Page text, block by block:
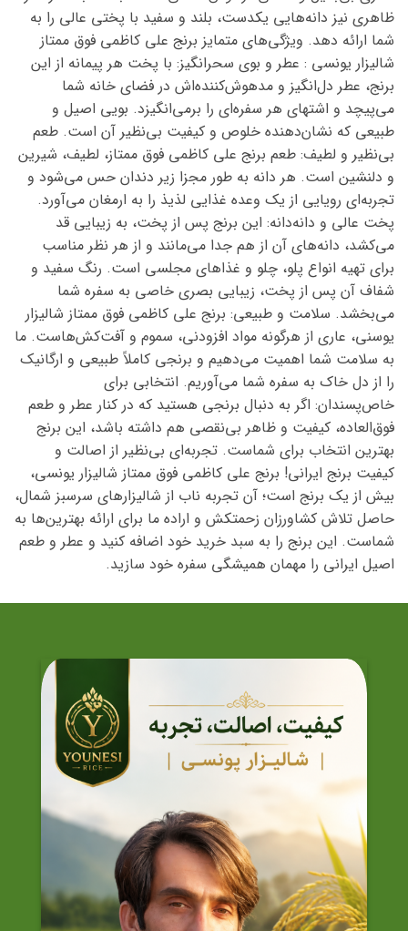
ظاهری نیز دانه‌هایی یکدست، بلند و سفید با پختی عالی را به
شما ارائه دهد. ویژگی‌های متمایز برنج علی کاظمی فوق ممتاز
شالیزار یونسی : عطر و بوی سحرانگیز: با پخت هر پیمانه از این
برنج، عطر دل‌انگیز و مدهوش‌کننده‌اش در فضای خانه شما
می‌پیچد و اشتهای هر سفره‌ای را برمی‌انگیزد. بویی اصیل و
طبیعی که نشان‌دهنده خلوص و کیفیت بی‌نظیر آن است. طعم
بی‌نظیر و لطیف: طعم برنج علی کاظمی فوق ممتاز، لطیف، شیرین
و دلنشین است. هر دانه به طور مجزا زیر دندان حس می‌شود و
تجربه‌ای رویایی از یک وعده غذایی لذیذ را به ارمغان می‌آورد.
پخت عالی و دانه‌دانه: این برنج پس از پخت، به زیبایی قد
می‌کشد، دانه‌های آن از هم جدا می‌مانند و از هر نظر مناسب
برای تهیه انواع پلو، چلو و غذاهای مجلسی است. رنگ سفید و
شفاف آن پس از پخت، زیبایی بصری خاصی به سفره شما
می‌بخشد. سلامت و طبیعی: برنج علی کاظمی فوق ممتاز شالیزار
یوسنی، عاری از هرگونه مواد افزودنی، سموم و آفت‌کش‌هاست. ما
به سلامت شما اهمیت می‌دهیم و برنجی کاملاً طبیعی و ارگانیک
را از دل خاک به سفره شما می‌آوریم. انتخابی برای
خاص‌پسندان: اگر به دنبال برنجی هستید که در کنار عطر و طعم
فوق‌العاده، کیفیت و ظاهر بی‌نقصی هم داشته باشد، این برنج
بهترین انتخاب برای شماست. تجربه‌ای بی‌نظیر از اصالت و
کیفیت برنج ایرانی! برنج علی کاظمی فوق ممتاز شالیزار یونسی،
بیش از یک برنج است؛ آن تجربه ناب از شالیزارهای سرسبز شمال،
حاصل تلاش کشاورزان زحمتکش و اراده ما برای ارائه بهترین‌ها به
شماست. این برنج را به سبد خرید خود اضافه کنید و عطر و طعم
اصیل ایرانی را مهمان همیشگی سفره خود سازید.